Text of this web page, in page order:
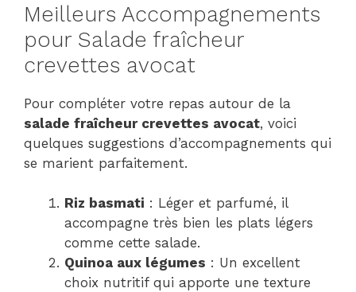
Meilleurs Accompagnements
pour Salade fraîcheur
crevettes avocat
Pour compléter votre repas autour de la
salade fraîcheur crevettes avocat, voici
quelques suggestions d’accompagnements qui
se marient parfaitement.
Riz basmati : Léger et parfumé, il
accompagne très bien les plats légers
comme cette salade.
Quinoa aux légumes : Un excellent
choix nutritif qui apporte une texture